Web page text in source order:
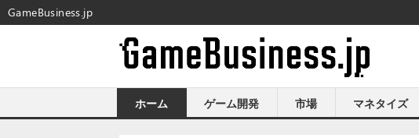
ホーム ゲーム開発 市場 マネタイズ
GameBusiness.jp